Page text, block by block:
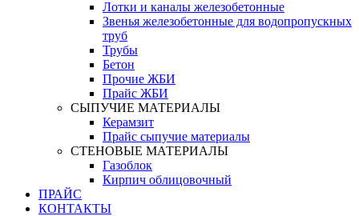
Лотки и каналы железобетонные
Звенья железобетонные для водопропускных
труб
Трубы
Бетон
Прочие ЖБИ
Прайс ЖБИ
СЫПУЧИЕ МАТЕРИАЛЫ
Керамзит
Прайс сыпучие материалы
СТЕНОВЫЕ МАТЕРИАЛЫ
Газоблок
Кирпич облицовочный
ПРАЙС
КОНТАКТЫ